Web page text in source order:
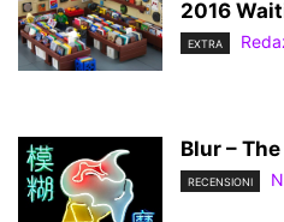
2016
EXTRA
Blur –
RECENSIONI